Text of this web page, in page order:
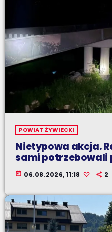
POWIAT ŻYWIECKI
Nietypowa akcja.
sami potrzebowali
today 06.08.2026, 11:18 2